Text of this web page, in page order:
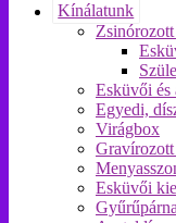
Kínálatunk
Esküvői és
Egyedi,
Virágbox
Gravírozott
Esküvői
Gyűrűpárna